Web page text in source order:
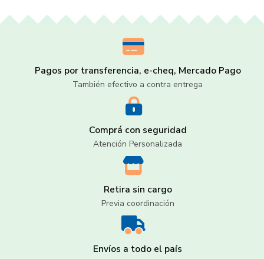
Pagos por transferencia, e-cheq, Mercado Pago
También efectivo a contra entrega
Comprá con seguridad
Atención Personalizada
Retira sin cargo
Previa coordinación
Envíos a todo el país